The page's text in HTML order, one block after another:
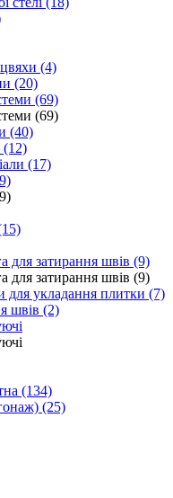
(4)
(20)
(69)
(69)
(40)
(12)
(17)
для затирання швів (9)
для затирання швів (9)
для укладання плитки (7)
швів (2)
(134)
(25)